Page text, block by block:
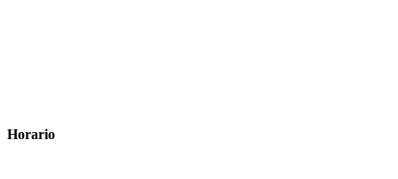
Horario